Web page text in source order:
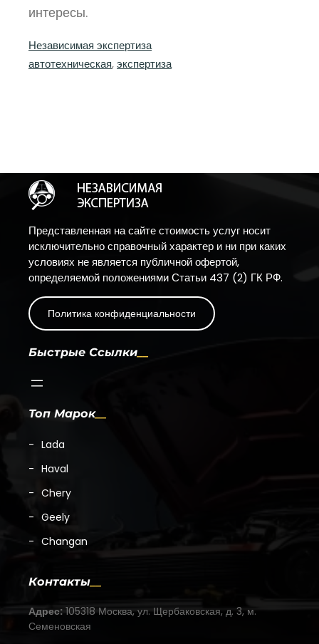
интересы.
Независимая экспертиза
автотехническая, экспертиза
Представленная на сайте стоимость услуг носит
исключительно справочный характер и ни при каких
условиях не является публичной офертой,
определяемой положениями Статьи 437 (2) ГК РФ.
Политика конфиденциальности
Быстрые Ссылки
Топ Марок
Lada
Haval
Chery
Geely
Changan
Контакты
Адрес: 105318 Москва, ул. Щербаковская, д. 3, м.
Семеновская